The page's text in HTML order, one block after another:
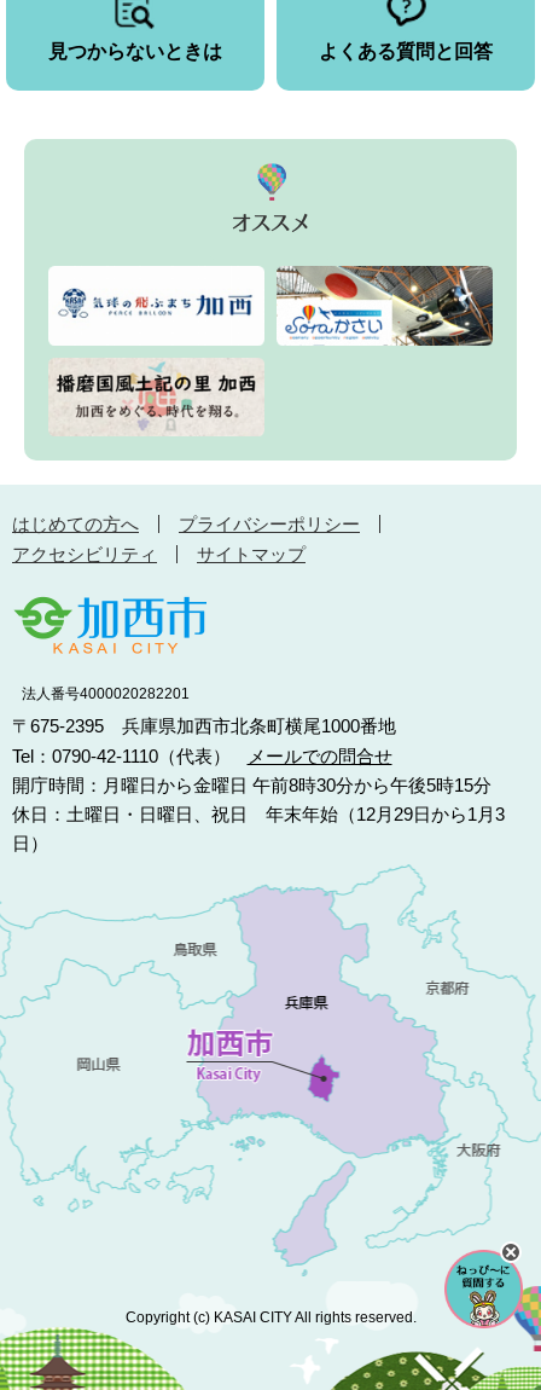
見つからないときは よくある質問と回答
はじめての方へ
プライバシーポリシー
アクセシビリティ
サイトマップ
法人番号4000020282201
〒675-2395 兵庫県加西市北条町横尾1000番地
Tel：0790-42-1110（代表）
メールでの問合せ
開庁時間：月曜日から金曜日 午前8時30分から午後5時15分
休日：土曜日・日曜日、祝日 年末年始（12月29日から1月3
日）
Copyright (c) KASAI CITY All rights reserved.